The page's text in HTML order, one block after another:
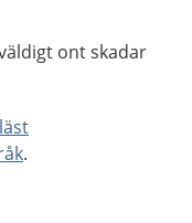
ont skadar
.